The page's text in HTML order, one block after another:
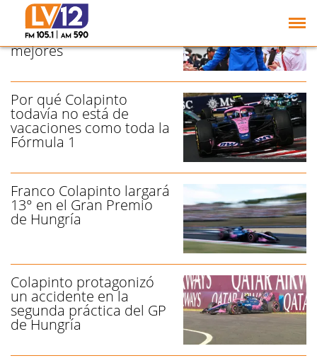
El ranking oficial de la
Fórmula 1 que pone a
Colapinto entre los
mejores
Por qué Colapinto
todavía no está de
vacaciones como toda la
Fórmula 1
Franco Colapinto largará
13° en el Gran Premio
de Hungría
Colapinto protagonizó
un accidente en la
segunda práctica del GP
de Hungría